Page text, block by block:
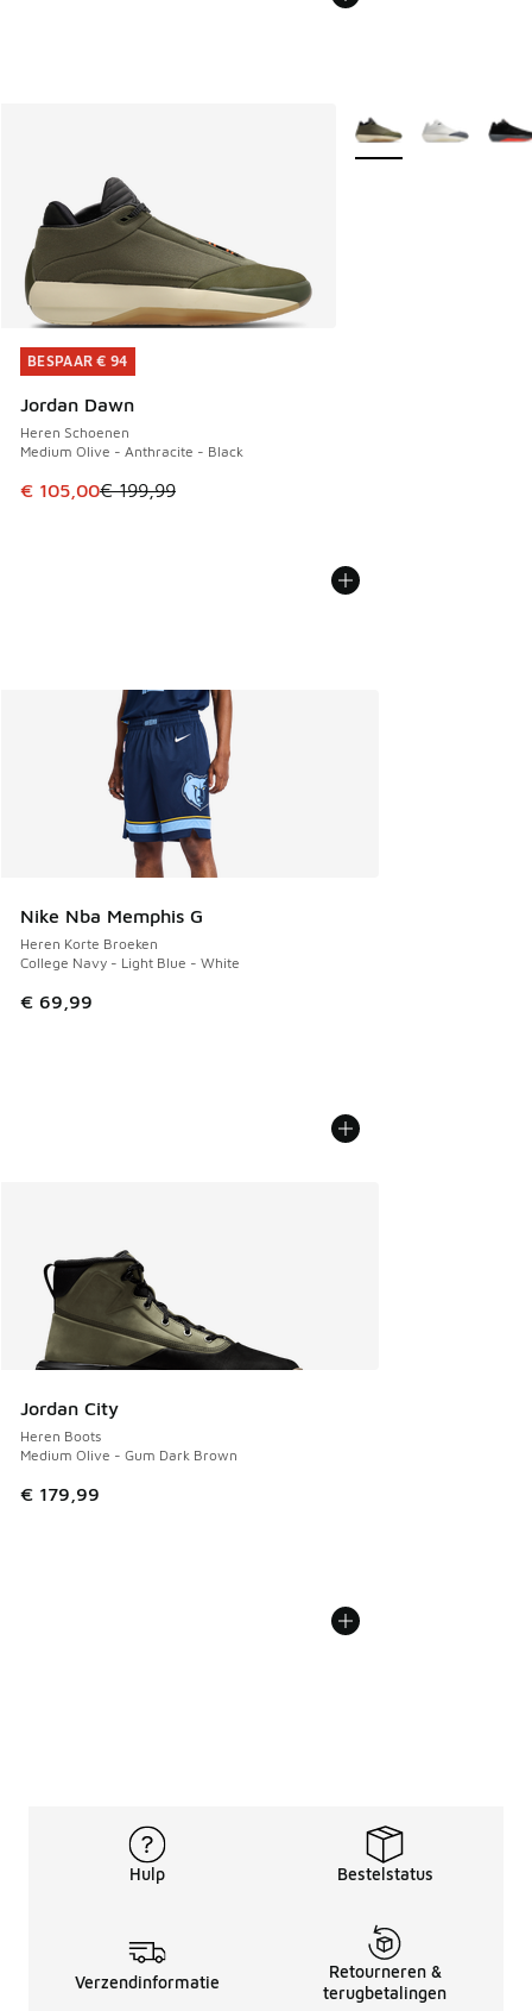
BESPAAR € 94
Jordan Dawn
Heren Schoenen
Medium Olive - Anthracite - Black
Dit artikel is in de uitverkoop. Dit artikel is in de
€ 105,00€ 199,99
BESPAAR € 94
Meer kleuren
Nike Nba Memphis G
Heren Korte Broeken
College Navy - Light Blue - White
€ 69,99
Jordan City
Heren Boots
Medium Olive - Gum Dark Brown
€ 179,99
Hulp Bestelstatus
Verzendinformatie
Retourneren &
terugbetalingen